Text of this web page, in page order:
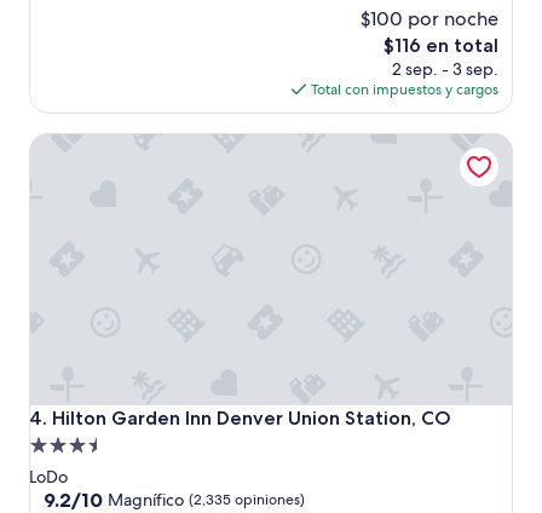
$100 por noche
El
precio
actual
es
de
$116 en total
2 sep. - 3 sep.
Total con impuestos y cargos
4. Hilton Garden Inn Denver Union Station, CO
Hilton Garden Inn Denver Union Station, CO
Propiedad
de
3.5
LoDo
9.2
9.2/10 Magnífico (2,335 opiniones)
Hilton Garden Inn Denver Union Station, CO